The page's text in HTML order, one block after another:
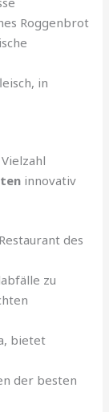
Roggenbrot
in
innovativ
des
zu
bietet
der besten